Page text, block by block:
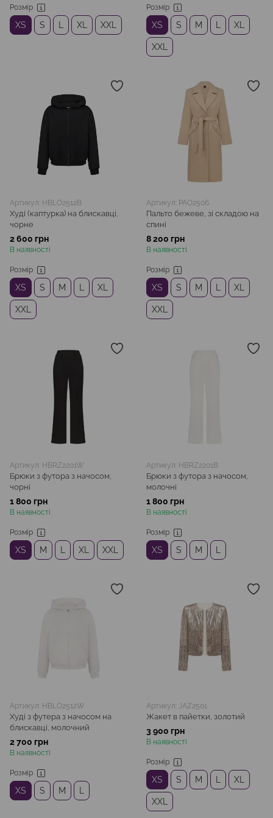
Розмір
XS S XL XXL
Розмір
XS S M XL
XXL
Артикул: HBLO2512B
Худі (каптурка) на блискавці,
чорне
2 600 грн
В наявності
Розмір
XS S M XL
XXL
Артикул: PAO2506
Пальто бежеве, зі складою на
спині
8 200 грн
В наявності
Розмір
XS S M XL
XXL
Артикул: HBRZ2201W
Брюки з футора з начосом,
чорні
1 800 грн
В наявності
Розмір
XS M XL XXL
Артикул: HBRZ2201B
Брюки з футора з начосом,
молочні
1 800 грн
В наявності
Розмір
XS S M
Артикул: HBLO2512W
Худі з футера з начосом на
блискавці, молочний
2 700 грн
В наявності
Розмір
XS S M
Артикул: JAZ2501
Жакет в пайетки, золотий
3 900 грн
В наявності
Розмір
XS S M XL
XXL